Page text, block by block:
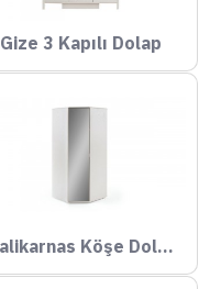
Gize 3 Kapılı Dolap
Halikarnas Köşe Dolap (Ayna Kapaklı)